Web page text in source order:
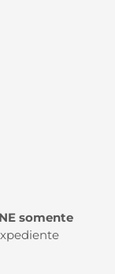
somente